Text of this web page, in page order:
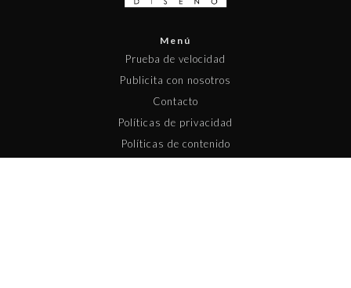
Menú
Prueba de velocidad
Publicita con nosotros
Contacto
Políticas de privacidad
Políticas de contenido